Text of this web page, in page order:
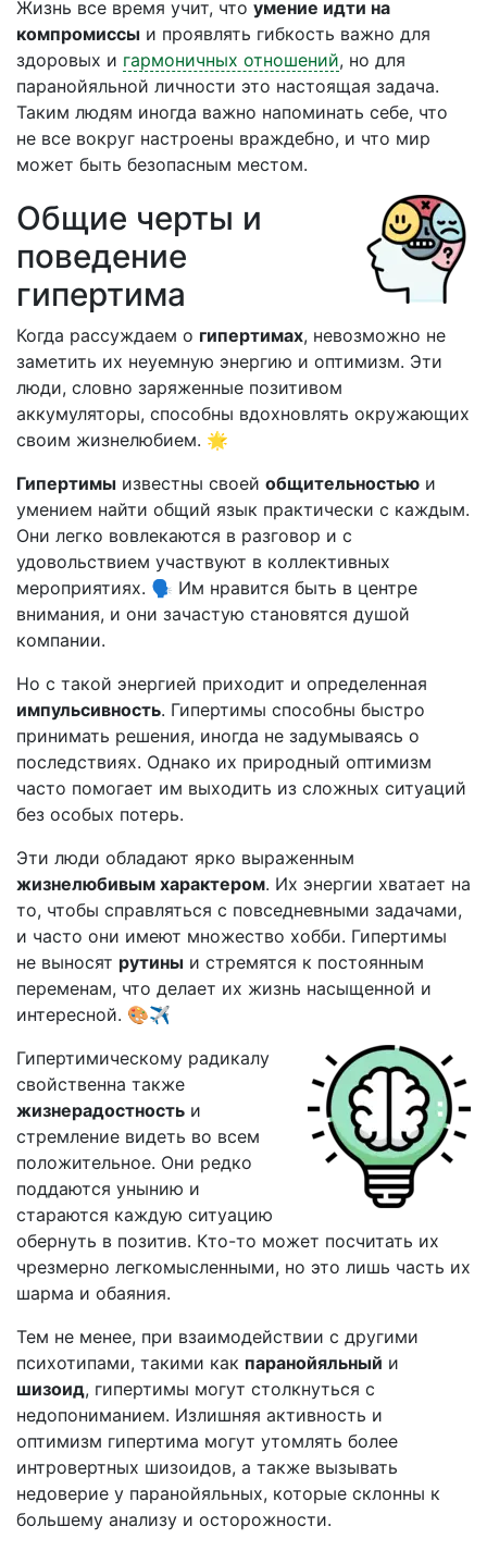
Жизнь все время учит, что умение идти на
компромиссы и проявлять гибкость важно для
здоровых и гармоничных отношений, но для
паранойяльной личности это настоящая задача.
Таким людям иногда важно напоминать себе, что
не все вокруг настроены враждебно, и что мир
может быть безопасным местом.
Общие черты и
поведение
гипертима
Когда рассуждаем о гипертимах, невозможно не
заметить их неуемную энергию и оптимизм. Эти
люди, словно заряженные позитивом
аккумуляторы, способны вдохновлять окружающих
своим жизнелюбием. 🌟
Гипертимы известны своей общительностью и
умением найти общий язык практически с каждым.
Они легко вовлекаются в разговор и с
удовольствием участвуют в коллективных
мероприятиях. 🗣️ Им нравится быть в центре
внимания, и они зачастую становятся душой
компании.
Но с такой энергией приходит и определенная
импульсивность. Гипертимы способны быстро
принимать решения, иногда не задумываясь о
последствиях. Однако их природный оптимизм
часто помогает им выходить из сложных ситуаций
без особых потерь.
Эти люди обладают ярко выраженным
жизнелюбивым характером. Их энергии хватает на
то, чтобы справляться с повседневными задачами,
и часто они имеют множество хобби. Гипертимы
не выносят рутины и стремятся к постоянным
переменам, что делает их жизнь насыщенной и
интересной. 🎨✈️
Гипертимическому радикалу
свойственна также
жизнерадостность и
стремление видеть во всем
положительное. Они редко
поддаются унынию и
стараются каждую ситуацию
обернуть в позитив. Кто-то может посчитать их
чрезмерно легкомысленными, но это лишь часть их
шарма и обаяния.
Тем не менее, при взаимодействии с другими
психотипами, такими как паранойяльный и
шизоид, гипертимы могут столкнуться с
недопониманием. Излишняя активность и
оптимизм гипертима могут утомлять более
интровертных шизоидов, а также вызывать
недоверие у паранойяльных, которые склонны к
большему анализу и осторожности.